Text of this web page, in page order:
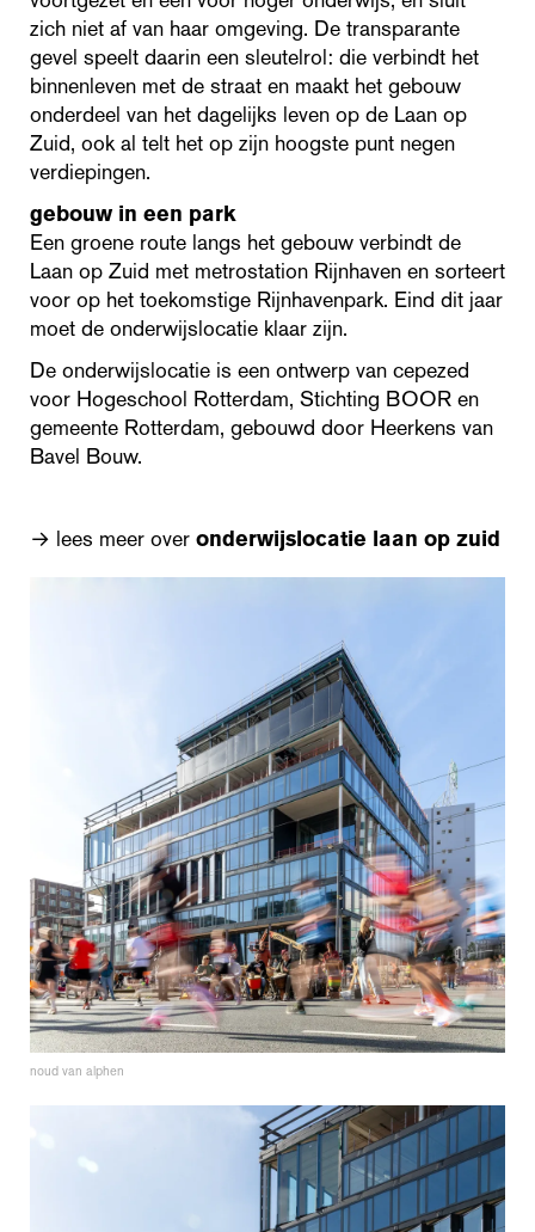
zich niet af van haar omgeving. De transparante
gevel speelt daarin een sleutelrol: die verbindt het
binnenleven met de straat en maakt het gebouw
onderdeel van het dagelijks leven op de Laan op
Zuid, ook al telt het op zijn hoogste punt negen
verdiepingen.
gebouw in een park
Een groene route langs het gebouw verbindt de
Laan op Zuid met metrostation Rijnhaven en sorteert
voor op het toekomstige Rijnhavenpark. Eind dit jaar
moet de onderwijslocatie klaar zijn.
De onderwijslocatie is een ontwerp van cepezed
voor Hogeschool Rotterdam, Stichting BOOR en
gemeente Rotterdam, gebouwd door Heerkens van
Bavel Bouw.
→ lees meer over onderwijslocatie laan op zuid
noud van alphen